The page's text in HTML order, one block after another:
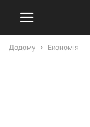
Додому Економія